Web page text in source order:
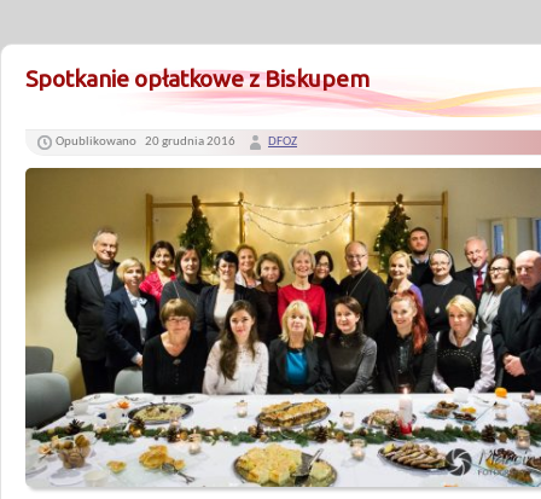
Spotkanie opłatkowe z Biskupem
Opublikowano 20 grudnia 2016 DFOZ